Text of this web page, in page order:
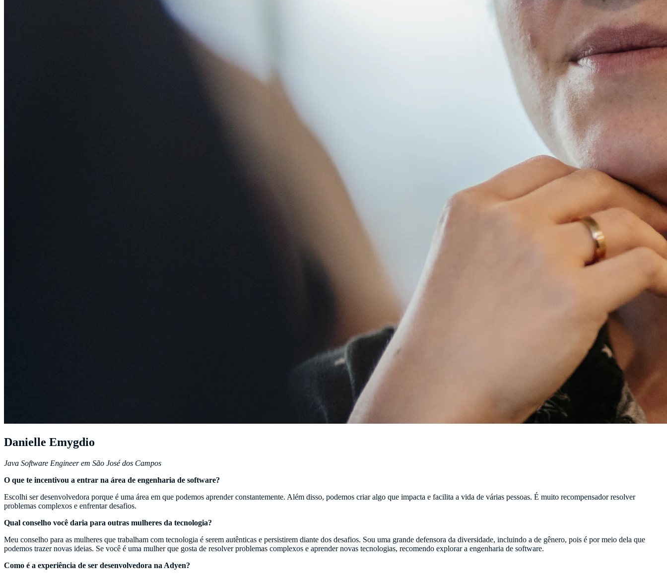
Danielle Emygdio
Java Software Engineer em São José dos Campos
O que te incentivou a entrar na área de engenharia de software?
Escolhi ser desenvolvedora porque é uma área em que podemos aprender constantemente. Além disso, podemos criar algo que impacta e facilita a vida de várias pessoas. É muito recompensador resolver
problemas complexos e enfrentar desafios.
Qual conselho você daria para outras mulheres da tecnologia?
Meu conselho para as mulheres que trabalham com tecnologia é serem autênticas e persistirem diante dos desafios. Sou uma grande defensora da diversidade, incluindo a de gênero, pois é por meio dela que
podemos trazer novas ideias. Se você é uma mulher que gosta de resolver problemas complexos e aprender novas tecnologias, recomendo explorar a engenharia de software.
Como é a experiência de ser desenvolvedora na Adyen?